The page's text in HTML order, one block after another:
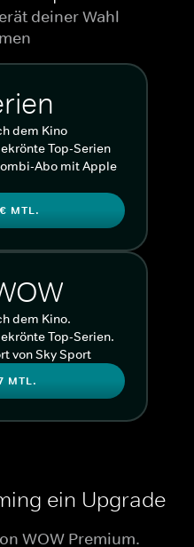
deiner Wahl
dem Kino
Top-Serien
Abo mit Apple
MTL.
dem Kino.
Top-Serien.
von Sky Sport
MTL.
ein Upgrade
WOW Premium.